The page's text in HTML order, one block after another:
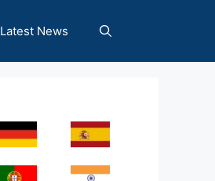
Latest News